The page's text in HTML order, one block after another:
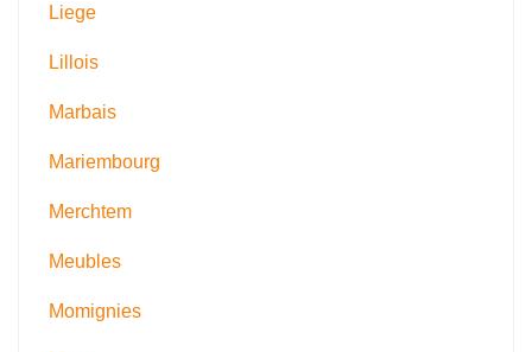
Liege
Lillois
Marbais
Mariembourg
Merchtem
Meubles
Momignies